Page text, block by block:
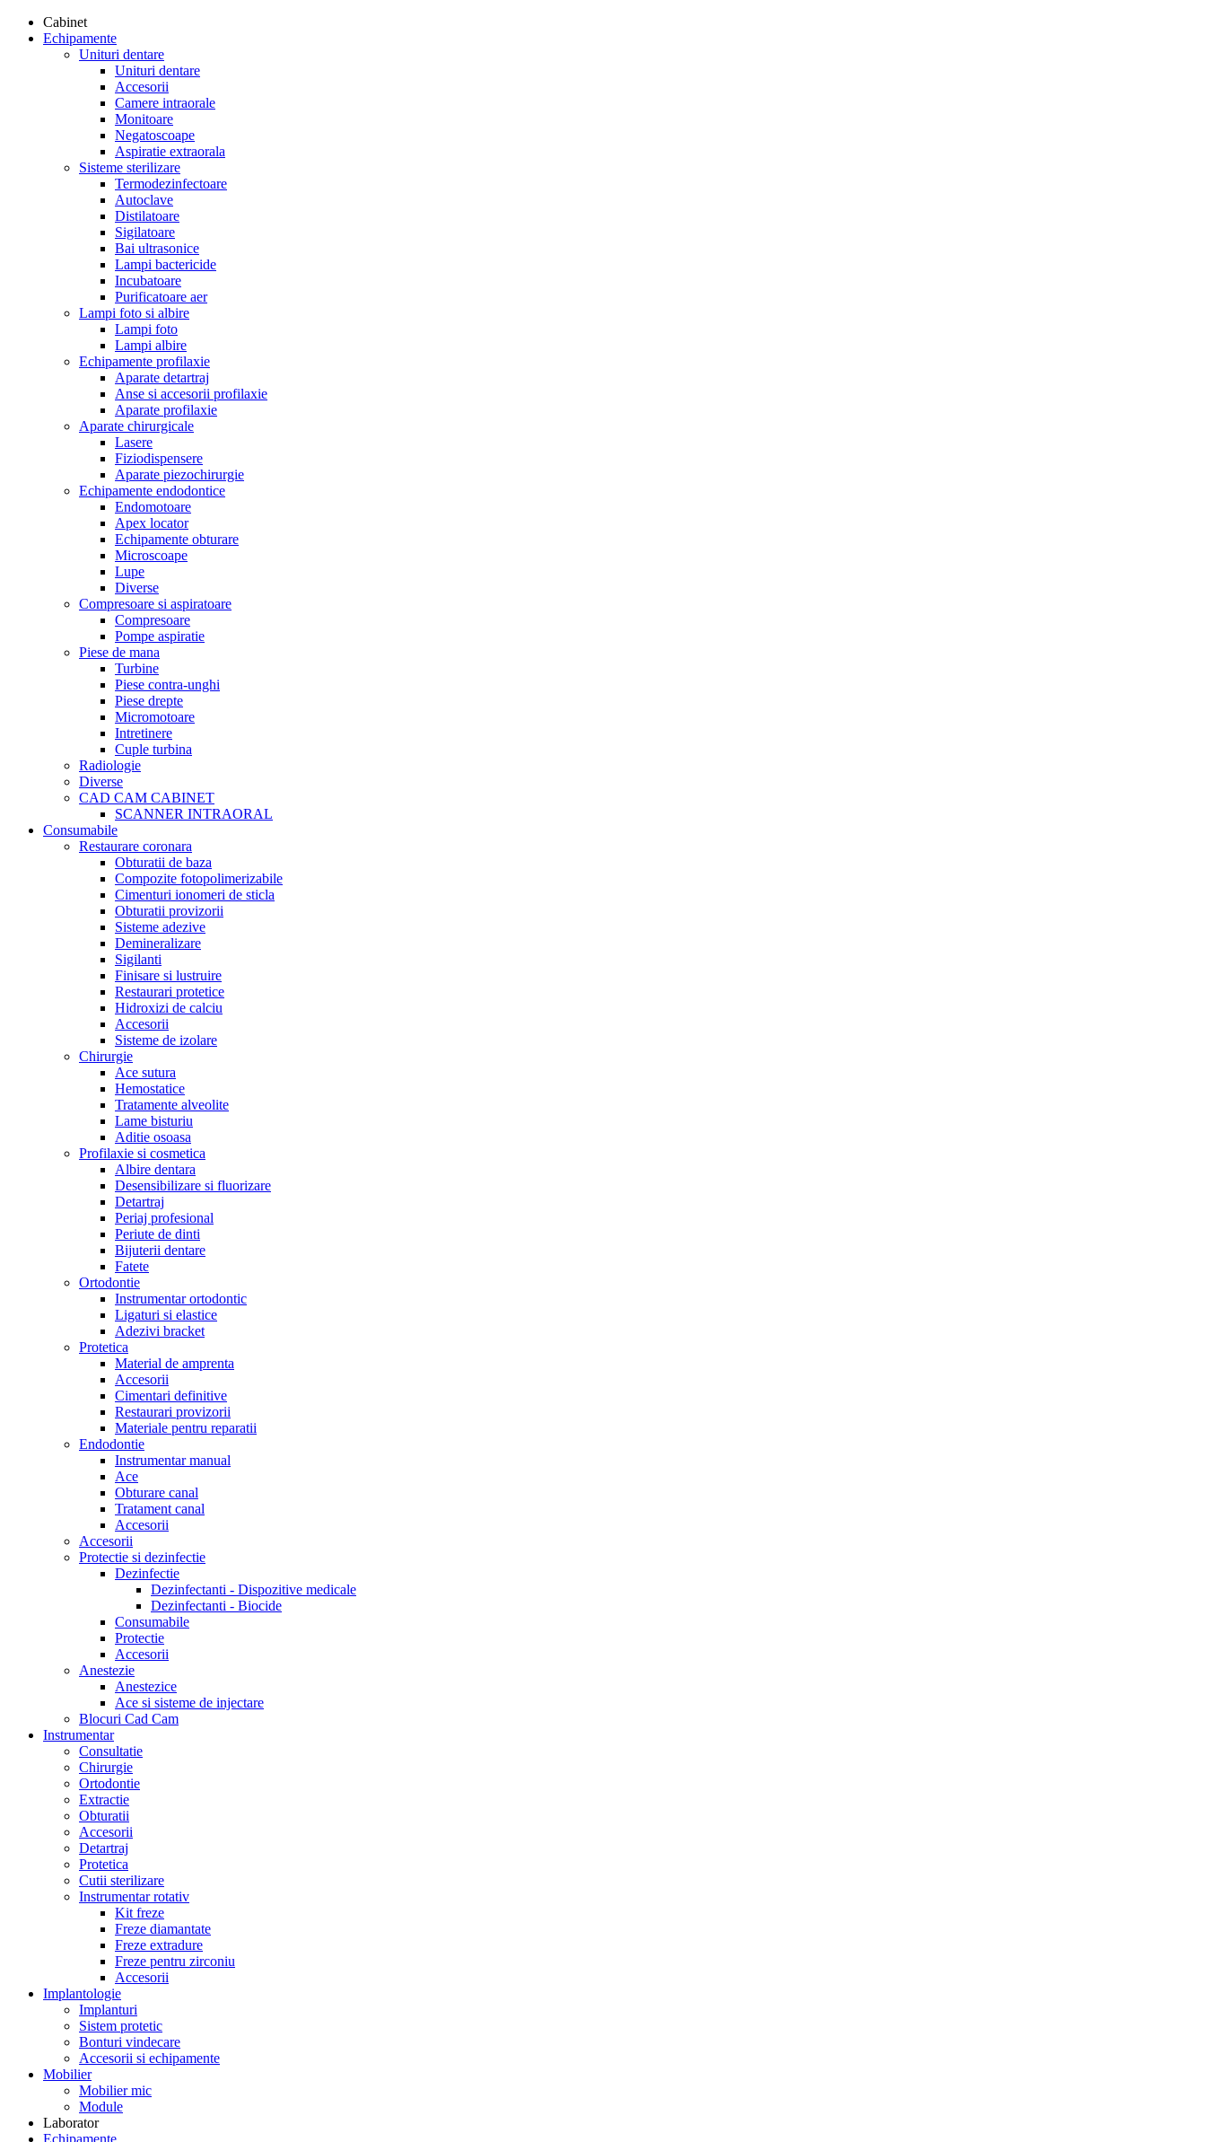
Cabinet
Echipamente
Unituri dentare
Unituri dentare
Accesorii
Camere intraorale
Monitoare
Negatoscoape
Aspiratie extraorala
Sisteme sterilizare
Termodezinfectoare
Autoclave
Distilatoare
Sigilatoare
Bai ultrasonice
Lampi bactericide
Incubatoare
Purificatoare aer
Lampi foto si albire
Lampi foto
Lampi albire
Echipamente profilaxie
Aparate detartraj
Anse si accesorii profilaxie
Aparate profilaxie
Aparate chirurgicale
Lasere
Fiziodispensere
Aparate piezochirurgie
Echipamente endodontice
Endomotoare
Apex locator
Echipamente obturare
Microscoape
Lupe
Diverse
Compresoare si aspiratoare
Compresoare
Pompe aspiratie
Piese de mana
Turbine
Piese contra-unghi
Piese drepte
Micromotoare
Intretinere
Cuple turbina
Radiologie
Diverse
CAD CAM CABINET
SCANNER INTRAORAL
Consumabile
Restaurare coronara
Obturatii de baza
Compozite fotopolimerizabile
Cimenturi ionomeri de sticla
Obturatii provizorii
Sisteme adezive
Demineralizare
Sigilanti
Finisare si lustruire
Restaurari protetice
Hidroxizi de calciu
Accesorii
Sisteme de izolare
Chirurgie
Ace sutura
Hemostatice
Tratamente alveolite
Lame bisturiu
Aditie osoasa
Profilaxie si cosmetica
Albire dentara
Desensibilizare si fluorizare
Detartraj
Periaj profesional
Periute de dinti
Bijuterii dentare
Fatete
Ortodontie
Instrumentar ortodontic
Ligaturi si elastice
Adezivi bracket
Protetica
Material de amprenta
Accesorii
Cimentari definitive
Restaurari provizorii
Materiale pentru reparatii
Endodontie
Instrumentar manual
Ace
Obturare canal
Tratament canal
Accesorii
Accesorii
Protectie si dezinfectie
Dezinfectie
Dezinfectanti - Dispozitive medicale
Dezinfectanti - Biocide
Consumabile
Protectie
Accesorii
Anestezie
Anestezice
Ace si sisteme de injectare
Blocuri Cad Cam
Instrumentar
Consultatie
Chirurgie
Ortodontie
Extractie
Obturatii
Accesorii
Detartraj
Protetica
Cutii sterilizare
Instrumentar rotativ
Kit freze
Freze diamantate
Freze extradure
Freze pentru zirconiu
Accesorii
Implantologie
Implanturi
Sistem protetic
Bonturi vindecare
Accesorii si echipamente
Mobilier
Mobilier mic
Module
Laborator
Echipamente